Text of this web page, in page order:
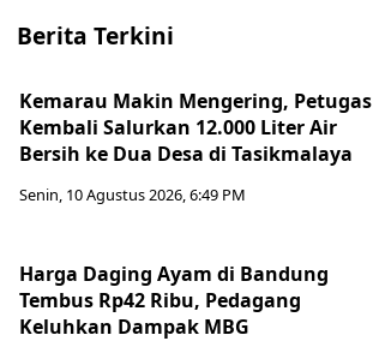
Berita Terkini
Kemarau Makin Mengering, Petugas
Kembali Salurkan 12.000 Liter Air
Bersih ke Dua Desa di Tasikmalaya
Senin, 10 Agustus 2026, 6:49 PM
Harga Daging Ayam di Bandung
Tembus Rp42 Ribu, Pedagang
Keluhkan Dampak MBG